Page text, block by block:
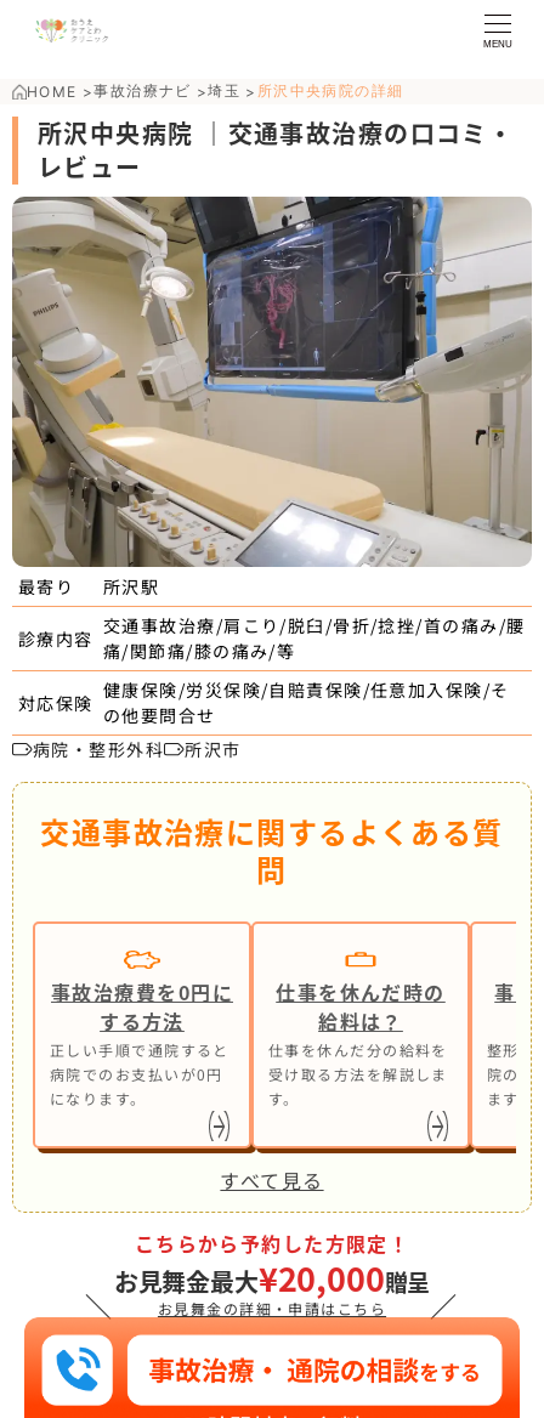
MENU
HOME >事故治療ナビ >埼玉 > 所沢中央病院の詳細
所沢中央病院 ｜交通事故治療の口コミ・
レビュー
最寄り 所沢駅
診療内容
交通事故治療/肩こり/脱臼/骨折/捻挫/首の痛み/腰
痛/関節痛/膝の痛み/等
対応保険
健康保険/労災保険/自賠責保険/任意加入保険/そ
の他要問合せ
病院・整形外科
所沢市
交通事故治療に関するよくある質
問
事故治療費を0円に
する方法
正しい手順で通院すると
病院でのお支払いが0円
になります。
仕事を休んだ時の
給料は？
仕事を休んだ分の給料を
受け取る方法を解説しま
す。
事故
整形外
院の併
ます。
すべて見る
＼
こちらから予約した方限定！
お見舞金最大¥20,000贈呈
お見舞金の詳細・申請はこちら ／